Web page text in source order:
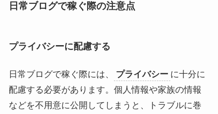
日常ブログで稼ぐ際の注意点
プライバシーに配慮する
日常ブログで稼ぐ際には、 プライバシー に十分に
配慮する必要があります。個人情報や家族の情報
などを不用意に公開してしまうと、トラブルに巻